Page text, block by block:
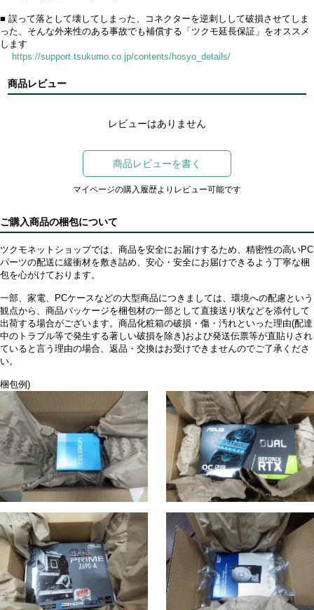
■ 誤って落として壊してしまった、コネクターを逆刺しして破損させてしま
った、そんな外来性のある事故でも補償する「ツクモ延長保証」をオススメ
します
https://support.tsukumo.co.jp/contents/hosyo_details/
商品レビュー
レビューはありません
商品レビューを書く
マイページの購入履歴よりレビュー可能です
ご購入商品の梱包について
ツクモネットショップでは、商品を安全にお届けするため、精密性の高いPC
パーツの配送に緩衝材を敷き詰め、安心・安全にお届けできるよう丁寧な梱
包を心がけております。
一部、家電、PCケースなどの大型商品につきましては、環境への配慮という
観点から、商品パッケージを梱包材の一部として直接送り状などを添付して
出荷する場合がございます。商品化粧箱の破損・傷・汚れといった理由(配達
中のトラブル等で発生する著しい破損を除き)および発送伝票等が直貼りされ
ていると言う理由の場合、返品・交換はお受けできませんのでご了承くださ
い。
梱包例)